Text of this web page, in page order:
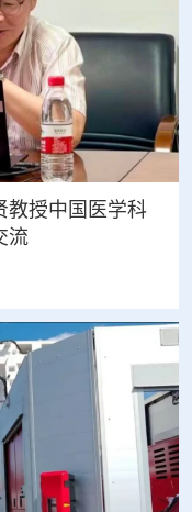
教授中国医学科
流